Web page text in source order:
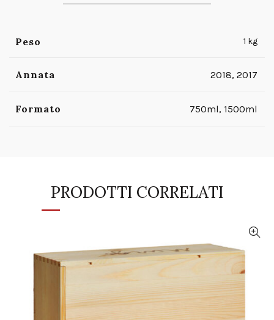
Peso 1 kg
Annata 2018, 2017
Formato 750ml, 1500ml
PRODOTTI CORRELATI